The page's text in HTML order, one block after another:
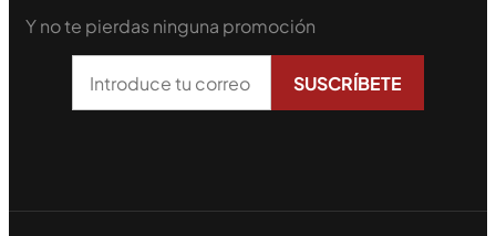
Y no te pierdas ninguna promoción